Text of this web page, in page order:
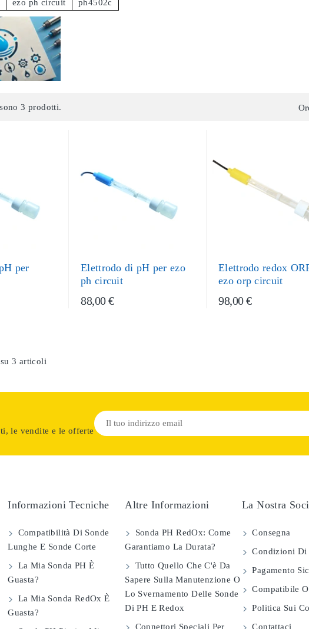
ezo ph circuit ph4502c
3 prodotti.
per
Elettrodo di pH per ezo
ph circuit
88,00 €
Elettrodo redox
ezo orp circuit
98,00 €
3 articoli
le vendite e le offerte
Informazioni Tecniche
Compatibilità Di Sonde
Lunghe E Sonde Corte
La Mia Sonda PH È
Guasta?
La Mia Sonda RedOx È
Guasta?
Altre Informazioni
Sonda PH RedOx: Come
Garantiamo La Durata?
Tutto Quello Che C'è Da
Sapere Sulla Manutenzione O
Lo Svernamento Delle Sonde
Di PH E Redox
Connettori Speciali Per
La Nostra
Consegna
Condizioni Di
Pagamento
Compatibile
Politica Sui
Contattaci